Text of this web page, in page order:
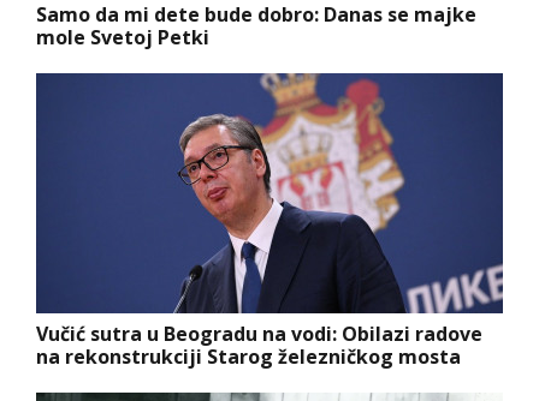
Samo da mi dete bude dobro: Danas se majke
mole Svetoj Petki
Vučić sutra u Beogradu na vodi: Obilazi radove
na rekonstrukciji Starog železničkog mosta